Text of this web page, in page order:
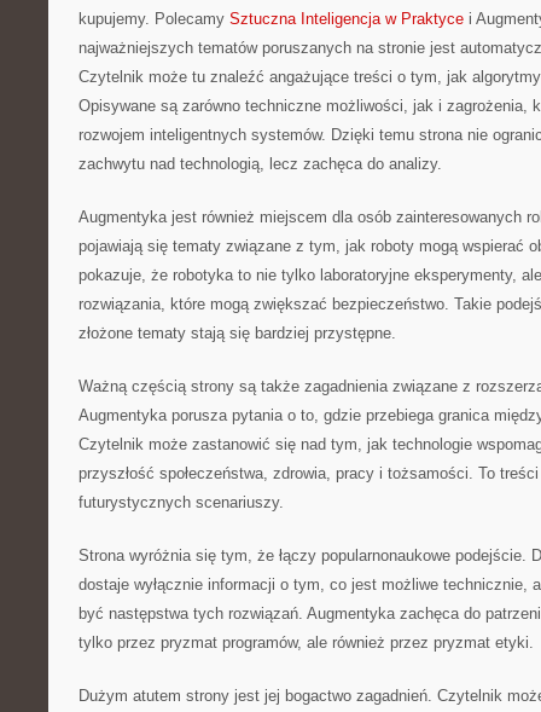
kupujemy. Polecamy Sztuczna Inteligencja w Praktyce i
najważniejszych tematów poruszanych na stronie jest
Czytelnik może tu znaleźć angażujące treści o tym, jak
Opisywane są zarówno techniczne możliwości, jak i zagrożenia,
rozwojem inteligentnych systemów. Dzięki temu strona nie
zachwytu nad technologią, lecz zachęca do analizy.
Augmentyka jest również miejscem dla osób zainteresowanych
pojawiają się tematy związane z tym, jak roboty mogą wspierać
pokazuje, że robotyka to nie tylko laboratoryjne eksperymenty,
rozwiązania, które mogą zwiększać bezpieczeństwo. Takie
złożone tematy stają się bardziej przystępne.
Ważną częścią strony są także zagadnienia związane z
Augmentyka porusza pytania o to, gdzie przebiega granica
Czytelnik może zastanowić się nad tym, jak technologie
przyszłość społeczeństwa, zdrowia, pracy i tożsamości. To
futurystycznych scenariuszy.
Strona wyróżnia się tym, że łączy popularnonaukowe podejście.
dostaje wyłącznie informacji o tym, co jest możliwe technicznie,
być następstwa tych rozwiązań. Augmentyka zachęca do
tylko przez pryzmat programów, ale również przez pryzmat etyki.
Dużym atutem strony jest jej bogactwo zagadnień. Czytelnik